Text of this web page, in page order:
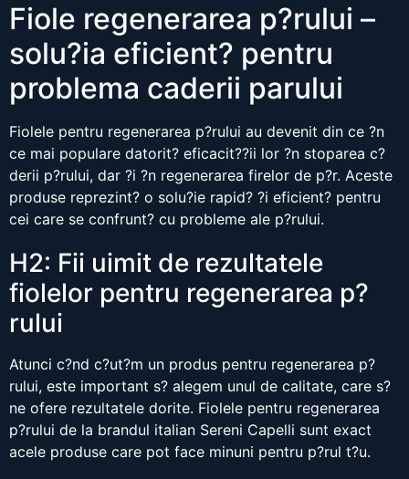
Fiole regenerarea p?rului –
solu?ia eficient? pentru
problema caderii parului
Fiolele pentru regenerarea p?rului au devenit din ce ?n
ce mai populare datorit? eficacit??ii lor ?n stoparea c?
derii p?rului, dar ?i ?n regenerarea firelor de p?r. Aceste
produse reprezint? o solu?ie rapid? ?i eficient? pentru
cei care se confrunt? cu probleme ale p?rului.
H2: Fii uimit de rezultatele
fiolelor pentru regenerarea p?
rului
Atunci c?nd c?ut?m un produs pentru regenerarea p?
rului, este important s? alegem unul de calitate, care s?
ne ofere rezultatele dorite. Fiolele pentru regenerarea
p?rului de la brandul italian Sereni Capelli sunt exact
acele produse care pot face minuni pentru p?rul t?u.